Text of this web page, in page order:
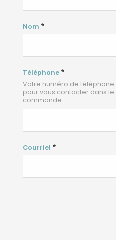
Nom
Téléphone
Votre numéro de
pour vous contacter dans
commande.
Courriel